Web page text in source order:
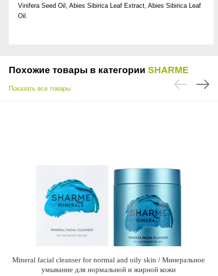
Vinifera Seed Oil, Abies Sibirica Leaf Extract, Abies Sibirica Leaf
Oil.
Похожие товары в категории SHARME
Показать все товары
Mineral facial cleanser for normal and oily skin / Минеральное
умывание для нормальной и жирной кожи